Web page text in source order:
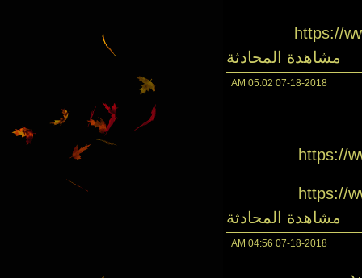
https://
مشاهدة المحادثة
07-18-2018
05:02 AM
https://
https://
مشاهدة المحادثة
07-18-2018
04:56 AM